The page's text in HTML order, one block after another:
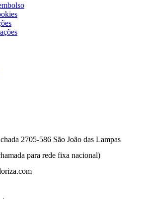
2705-586 São João das Lampas
para rede fixa nacional)